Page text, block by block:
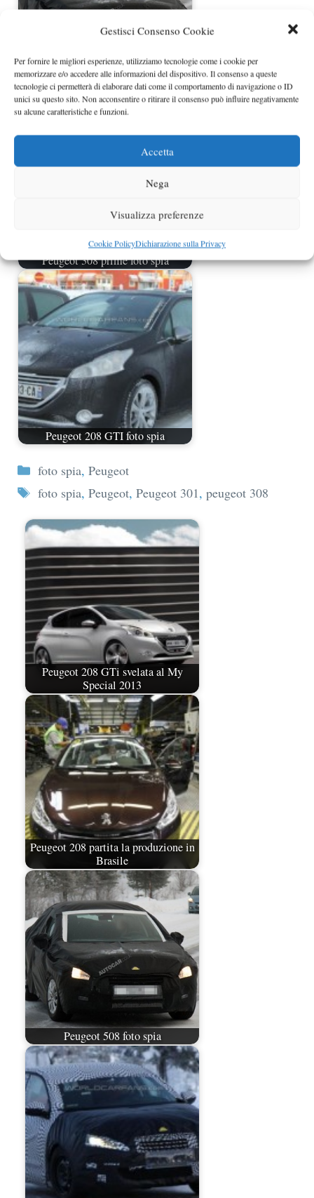
Gestisci Consenso Cookie
Per fornire le migliori esperienze, utilizziamo tecnologie come i cookie per
memorizzare e/o accedere alle informazioni del dispositivo. Il consenso a queste
tecnologie ci permetterà di elaborare dati come il comportamento di navigazione o ID
unici su questo sito. Non acconsentire o ritirare il consenso può influire negativamente
su alcune caratteristiche e funzioni.
Accetta
Nega
Visualizza preferenze
Cookie PolicyDichiarazione sulla Privacy
Peugeot 508 foto spia
Peugeot 308 prime foto spia
Peugeot 208 GTI foto spia
Categorie
foto spia, Peugeot
Tag
foto spia, Peugeot, Peugeot 301, peugeot 308
Peugeot 208 GTi svelata al My
Special 2013
Peugeot 208 partita la produzione in
Brasile
Peugeot 508 foto spia